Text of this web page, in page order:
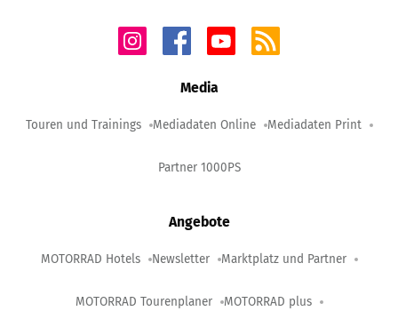
Media
Touren und Trainings Mediadaten Online Mediadaten Print
Partner 1000PS
Angebote
MOTORRAD Hotels Newsletter Marktplatz und Partner
MOTORRAD Tourenplaner MOTORRAD plus